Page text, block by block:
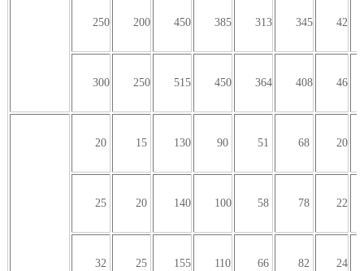
250 200 450 385 313 345 42
300 250 515 450 364 408 46
20 15 130 90 51 68 20
25 20 140 100 58 78 22
32 25 155 110 66 82 24